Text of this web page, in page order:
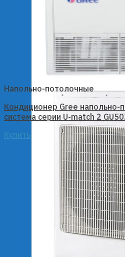
Напольно-потолочные
Кондиционер Gree напольно-
система серии U-match 2
Купить